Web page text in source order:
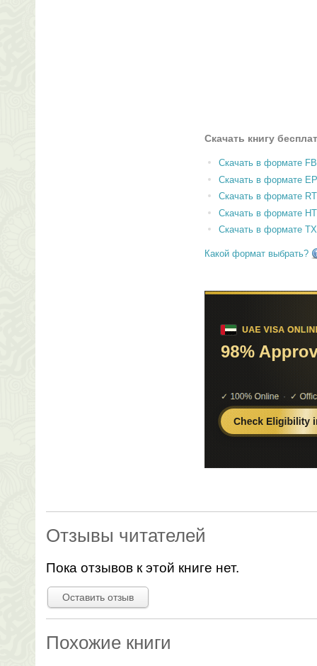
Скачать книгу
Скачать в формате
Скачать в формате
Скачать в формате
Скачать в формате
Скачать в формате
Какой формат выбрать?
Отзывы читателей
Пока отзывов к этой книге нет.
Оставить отзыв
Похожие книги